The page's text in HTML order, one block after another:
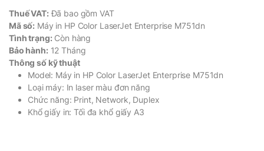
Thuế VAT:Đã bao gồm VAT
Mã số: Máy in HP Color LaserJet Enterprise M751dn
Tình trạng:Còn hàng
Bảo hành:12 Tháng
Thông số kỹ thuật
Model: Máy in HP Color LaserJet Enterprise M751dn
Loại máy: In laser màu đơn năng
Chức năng: Print, Network, Duplex
Khổ giấy in: Tối đa khổ giấy A3